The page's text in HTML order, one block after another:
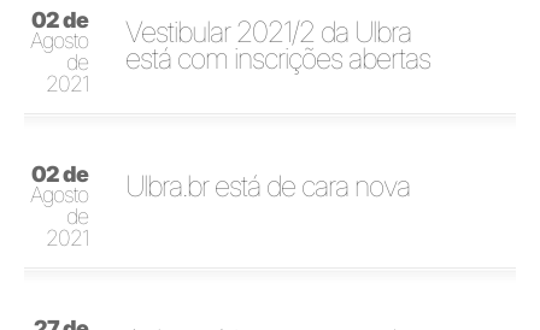
02 de
Agosto
de
2021
Vestibular 2021/2 da Ulbra
está com inscrições abertas
02 de
Agosto
de
2021
Ulbra.br está de cara nova